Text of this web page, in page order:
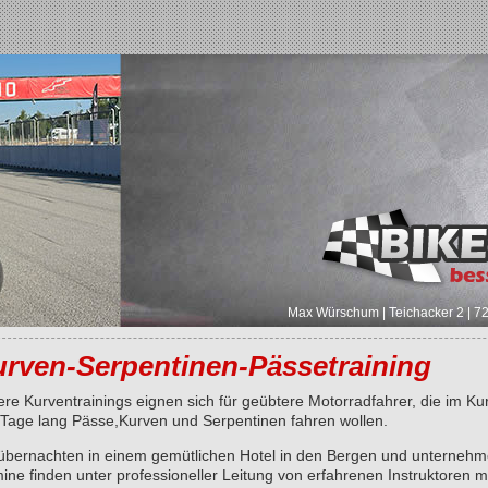
Max Würschum | Teichacker 2 |
Serpentinen-Pässetraining
Kurventrainings eignen sich für geübtere Motorradfahrer, die im
lang Pässe,Kurven und Serpentinen fahren wollen.
in einem gemütlichen Hotel in den Bergen und
finden unter professioneller Leitung von erfahrenen Instruktoren